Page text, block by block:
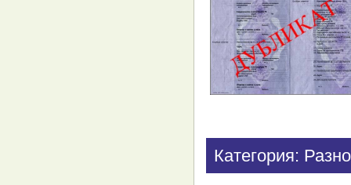
Категория: